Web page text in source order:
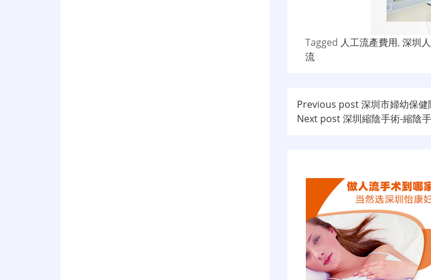
Tagged 人工流產費用, 深圳
流
文
章
航
Previous post深圳市婦幼保健
Next post深圳縮陰手術-縮陰